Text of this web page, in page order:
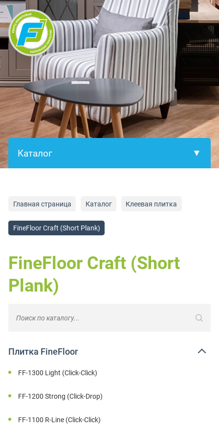
Главная страница Каталог Клеевая плитка
FineFloor Craft (Short Plank)
FineFloor Craft (Short
Plank)
Плитка FineFloor
FF-1300 Light (Click-Click)
FF-1200 Strong (Click-Drop)
FF-1100 R-Line (Click-Click)
×